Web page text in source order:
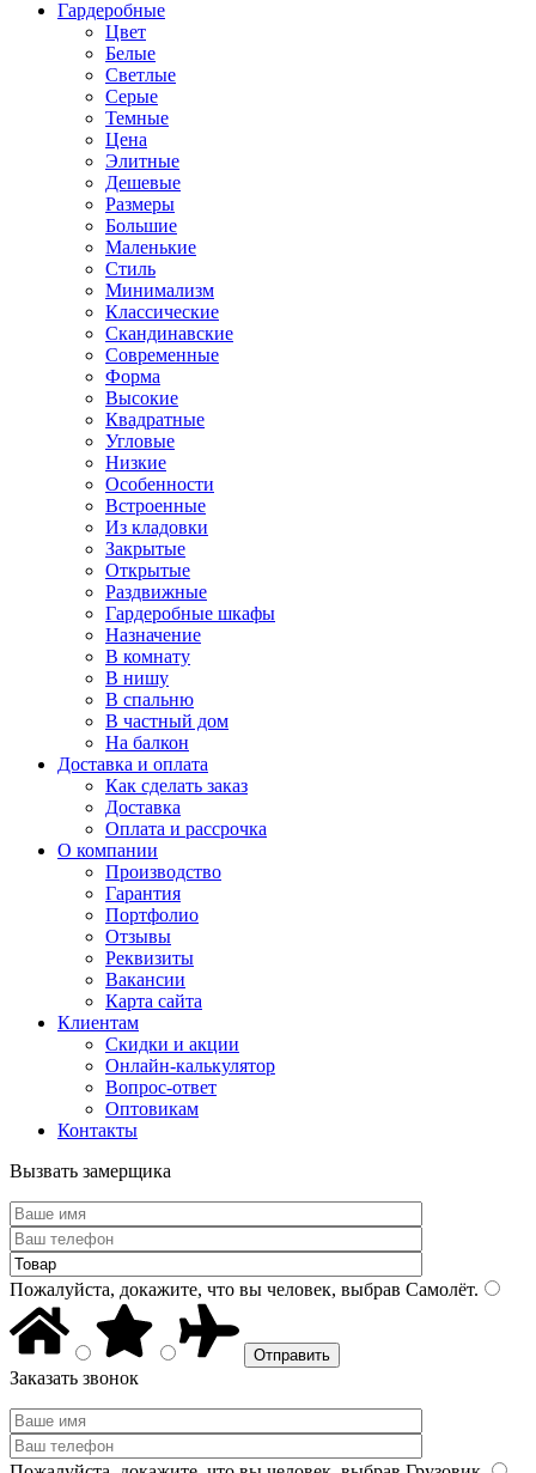
Гардеробные
Цвет
Белые
Светлые
Серые
Темные
Цена
Элитные
Дешевые
Размеры
Большие
Маленькие
Стиль
Минимализм
Классические
Скандинавские
Современные
Форма
Высокие
Квадратные
Угловые
Низкие
Особенности
Встроенные
Из кладовки
Закрытые
Открытые
Раздвижные
Гардеробные шкафы
Назначение
В комнату
В нишу
В спальню
В частный дом
На балкон
Доставка и оплата
Как сделать заказ
Доставка
Оплата и рассрочка
О компании
Производство
Гарантия
Портфолио
Отзывы
Реквизиты
Вакансии
Карта сайта
Клиентам
Скидки и акции
Онлайн-калькулятор
Вопрос-ответ
Оптовикам
Контакты
Вызвать замерщика
Пожалуйста, докажите, что вы человек, выбрав Самолёт.
Заказать звонок